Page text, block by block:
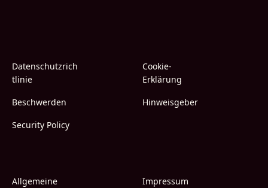
Datenschutzrich
tlinie
Beschwerden
Security Policy
Cookie-
Erklärung
Hinweisgeber
Allgemeine
Impressum